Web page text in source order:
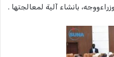
بانشاء آلية لمعالجتها .